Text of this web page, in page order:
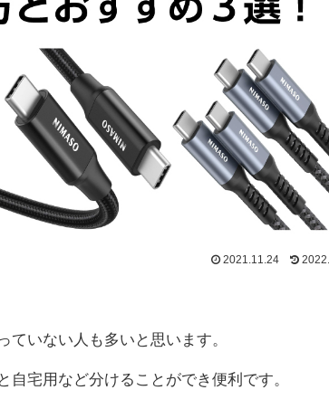
2021.11.24
いない人も多いと思います。
宅用など分けることができ便利です。